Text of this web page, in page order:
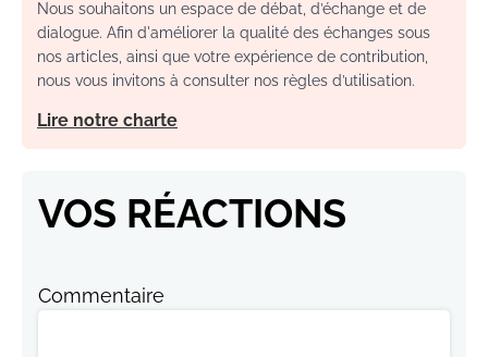
Nous souhaitons un espace de débat, d’échange et de
dialogue. Afin d'améliorer la qualité des échanges sous
nos articles, ainsi que votre expérience de contribution,
nous vous invitons à consulter nos règles d’utilisation.
Lire notre charte
VOS RÉACTIONS
Commentaire